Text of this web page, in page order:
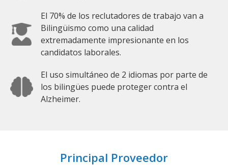
El 70% de los reclutadores de trabajo van a
Bilingüismo como una calidad
extremadamente impresionante en los
candidatos laborales.
El uso simultáneo de 2 idiomas por parte de
los bilingües puede proteger contra el
Alzheimer.
Principal Proveedor